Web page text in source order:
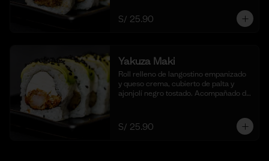
S/ 25.90
Yakuza Maki
Roll relleno de langostino empanizado
y queso crema, cubierto de palta y
ajonjolí negro tostado. Acompañado de
S/ 25.90